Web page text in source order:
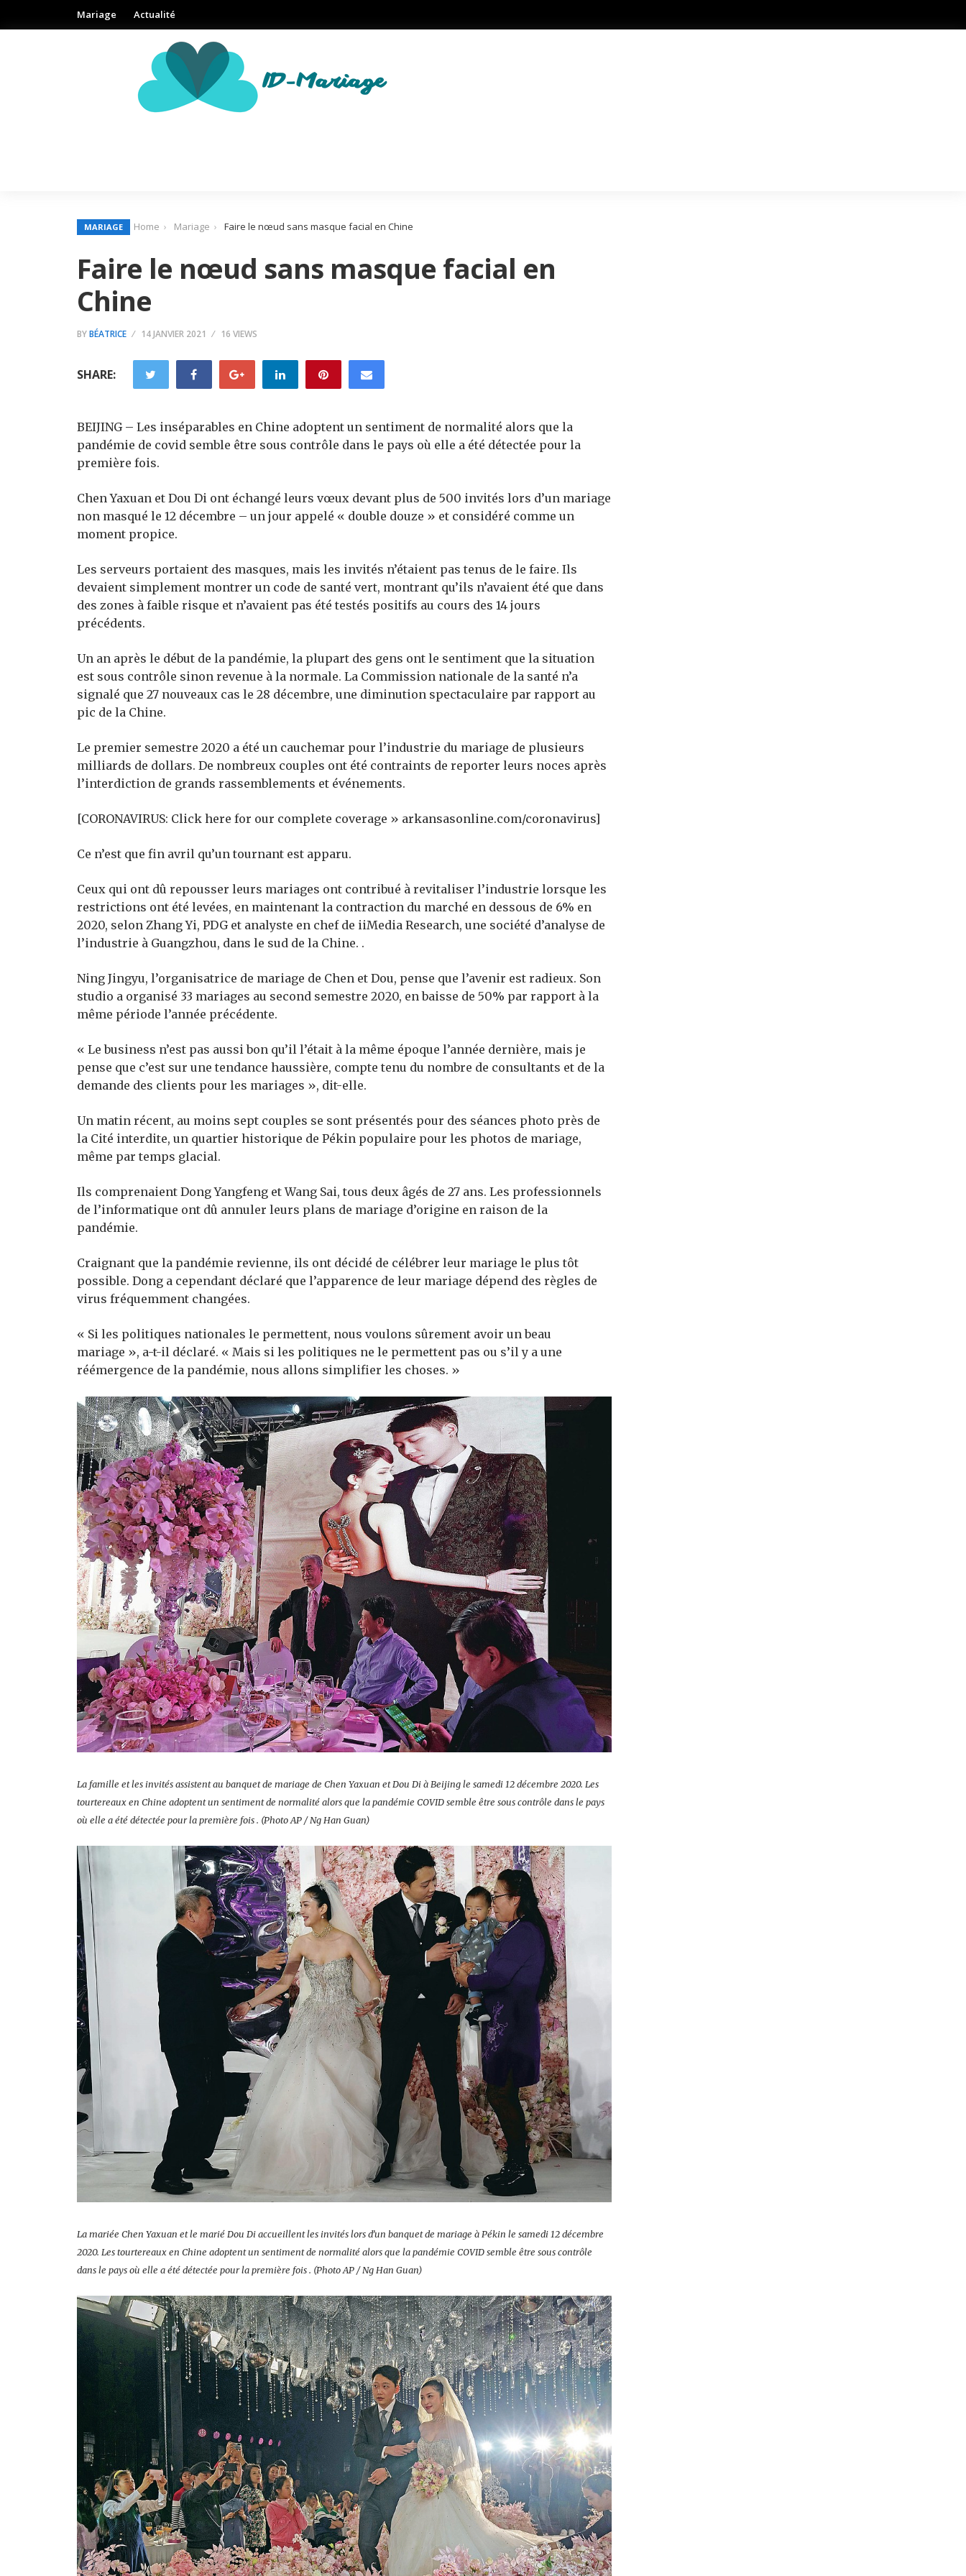
Mariage Actualité
MARIAGE Home Mariage Faire le nœud sans masque facial en Chine
Faire le nœud sans masque facial en
Chine
BYBÉATRICE 14 JANVIER 2021 16 VIEWS
SHARE:
BEIJING – Les inséparables en Chine adoptent un sentiment de normalité alors que la
pandémie de covid semble être sous contrôle dans le pays où elle a été détectée pour la
première fois.
Chen Yaxuan et Dou Di ont échangé leurs vœux devant plus de 500 invités lors d’un mariage
non masqué le 12 décembre – un jour appelé « double douze » et considéré comme un
moment propice.
Les serveurs portaient des masques, mais les invités n’étaient pas tenus de le faire. Ils
devaient simplement montrer un code de santé vert, montrant qu’ils n’avaient été que dans
des zones à faible risque et n’avaient pas été testés positifs au cours des 14 jours
précédents.
Un an après le début de la pandémie, la plupart des gens ont le sentiment que la situation
est sous contrôle sinon revenue à la normale. La Commission nationale de la santé n’a
signalé que 27 nouveaux cas le 28 décembre, une diminution spectaculaire par rapport au
pic de la Chine.
Le premier semestre 2020 a été un cauchemar pour l’industrie du mariage de plusieurs
milliards de dollars. De nombreux couples ont été contraints de reporter leurs noces après
l’interdiction de grands rassemblements et événements.
[CORONAVIRUS: Click here for our complete coverage » arkansasonline.com/coronavirus]
Ce n’est que fin avril qu’un tournant est apparu.
Ceux qui ont dû repousser leurs mariages ont contribué à revitaliser l’industrie lorsque les
restrictions ont été levées, en maintenant la contraction du marché en dessous de 6% en
2020, selon Zhang Yi, PDG et analyste en chef de iiMedia Research, une société d’analyse de
l’industrie à Guangzhou, dans le sud de la Chine. .
Ning Jingyu, l’organisatrice de mariage de Chen et Dou, pense que l’avenir est radieux. Son
studio a organisé 33 mariages au second semestre 2020, en baisse de 50% par rapport à la
même période l’année précédente.
« Le business n’est pas aussi bon qu’il l’était à la même époque l’année dernière, mais je
pense que c’est sur une tendance haussière, compte tenu du nombre de consultants et de la
demande des clients pour les mariages », dit-elle.
Un matin récent, au moins sept couples se sont présentés pour des séances photo près de
la Cité interdite, un quartier historique de Pékin populaire pour les photos de mariage,
même par temps glacial.
Ils comprenaient Dong Yangfeng et Wang Sai, tous deux âgés de 27 ans. Les professionnels
de l’informatique ont dû annuler leurs plans de mariage d’origine en raison de la
pandémie.
Craignant que la pandémie revienne, ils ont décidé de célébrer leur mariage le plus tôt
possible. Dong a cependant déclaré que l’apparence de leur mariage dépend des règles de
virus fréquemment changées.
« Si les politiques nationales le permettent, nous voulons sûrement avoir un beau
mariage », a-t-il déclaré. « Mais si les politiques ne le permettent pas ou s’il y a une
réémergence de la pandémie, nous allons simplifier les choses. »
La famille et les invités assistent au banquet de mariage de Chen Yaxuan et Dou Di à Beijing le samedi 12 décembre 2020. Les
tourtereaux en Chine adoptent un sentiment de normalité alors que la pandémie COVID semble être sous contrôle dans le pays
où elle a été détectée pour la première fois . (Photo AP / Ng Han Guan)
La mariée Chen Yaxuan et le marié Dou Di accueillent les invités lors d’un banquet de mariage à Pékin le samedi 12 décembre
2020. Les tourtereaux en Chine adoptent un sentiment de normalité alors que la pandémie COVID semble être sous contrôle
dans le pays où elle a été détectée pour la première fois . (Photo AP / Ng Han Guan)